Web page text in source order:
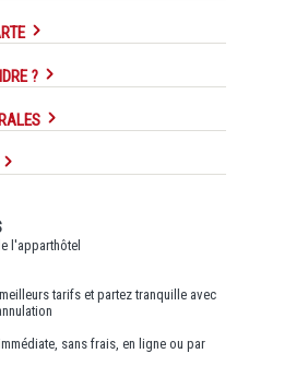
?
l'apparthôtel
tarifs et partez tranquille avec
sans frais, en ligne ou par